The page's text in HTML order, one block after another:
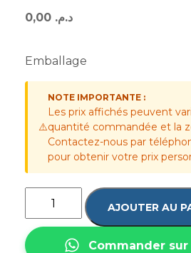
د.م.
Emballage
⚠️
NOTE IMPORTANTE :
Les prix affichés peuvent
quantité commandée et la
Contactez-nous par
pour obtenir votre prix
AJOUTER AU
Commander